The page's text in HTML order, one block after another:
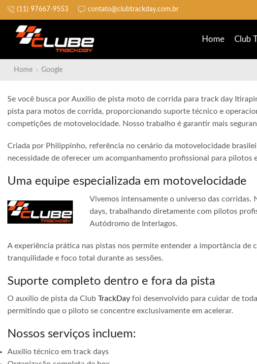
(11) 97667-9553 contato@clubtrackday.com.br
Não perca a largada
Home Club
Home Google
Se você busca por Auxilio de pista moto de corrida para track day
pista para motos de corrida, proporcionando suporte técnico e
competições de motovelocidade. Nosso trabalho é garantir mais
Criada por Philippinho, referência no cenário da motovelocidade
necessidade de oferecer um acompanhamento profissional para pilotos
Uma equipe especializada em motovelocidade
Vivemos intensamente o universo das corridas.
days, trabalhando diretamente com pilotos
Autódromo de Interlagos.
A experiência prática nas pistas nos permite entender a importância
tranquilidade e foco total durante as sessões.
Suporte completo dentro e fora da pista
O auxílio de pista da Club TrackDay foi desenvolvido para cuidar de
permitindo que o piloto se concentre exclusivamente em acelerar.
Nossos serviços incluem:
Auxílio técnico em track days